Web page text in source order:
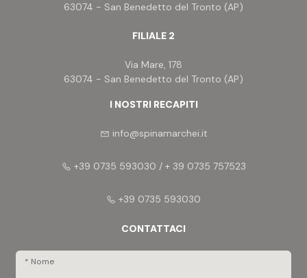
63074 - San Benedetto del Tronto (AP)
FILIALE 2
Via Mare, 178
63074 - San Benedetto del Tronto (AP)
I NOSTRI RECAPITI
info@spinamarchei.it
+39 0735 593030 / + 39 0735 757523
+39 0735 593030
CONTATTACI
* Nome